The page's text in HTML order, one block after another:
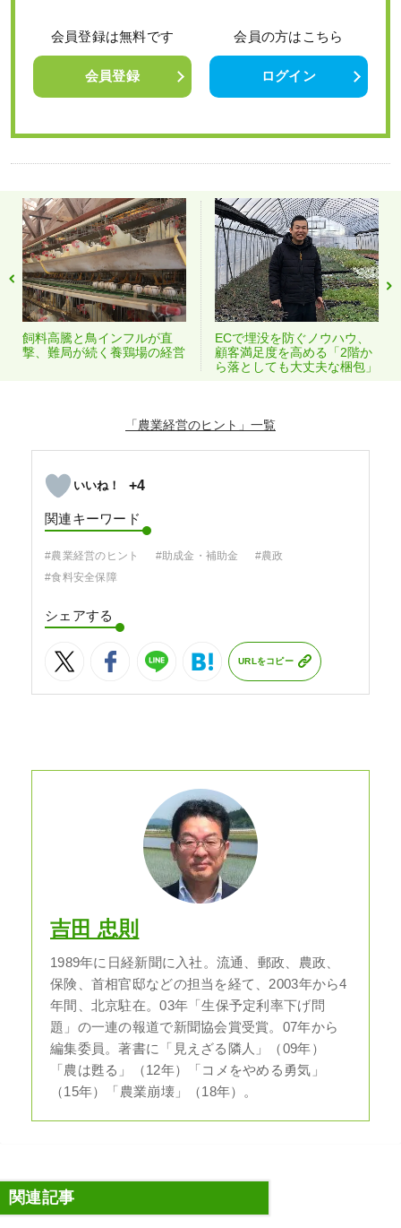
会員登録は無料です
会員登録
会員の方はこちら
ログイン
飼料高騰と鳥インフルが直
撃、難局が続く養鶏場の経営
ECで埋没を防ぐノウハウ、
顧客満足度を高める「2階か
ら落としても大丈夫な梱包」
「農業経営のヒント」
+4
関連キーワード
#農業経営のヒント #助成金・補助金
#農政
#食料安全保障
シェアする
URLをコピー
吉田 忠則
1989年に日経新聞に入社。流通、郵政、農政、
保険、首相官邸などの担当を経て、2003年から4
年間、北京駐在。03年「生保予定利率下げ問
題」の一連の報道で新聞協会賞受賞。07年から
編集委員。著書に「見えざる隣人」（09年）
「農は甦る」（12年）「コメをやめる勇気」
（15年）「農業崩壊」（18年）。
関連記事